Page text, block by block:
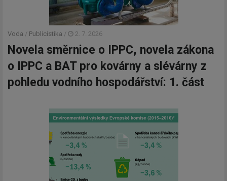
Voda / Publicistika / 2. 7. 2026
Novela směrnice o IPPC, novela zákona
o IPPC a BAT pro kovárny a slévárny z
pohledu vodního hospodářství: 1. část